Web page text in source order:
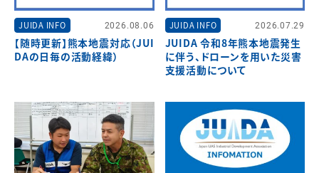
JUIDA INFO 2026.08.06
【随時更新】熊本地震対応（JUI
DAの日毎の活動経緯）
JUIDA INFO 2026.07.29
JUIDA 令和8年熊本地震発生
に伴う、ドローンを用いた災害
支援活動について